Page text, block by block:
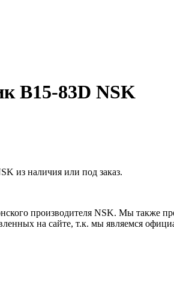
B15-83D NSK
из наличия или под заказ.
производителя NSK. Мы также
на сайте, т.к. мы являемся